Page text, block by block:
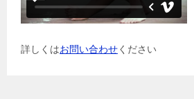
詳しくはお問い合わせください